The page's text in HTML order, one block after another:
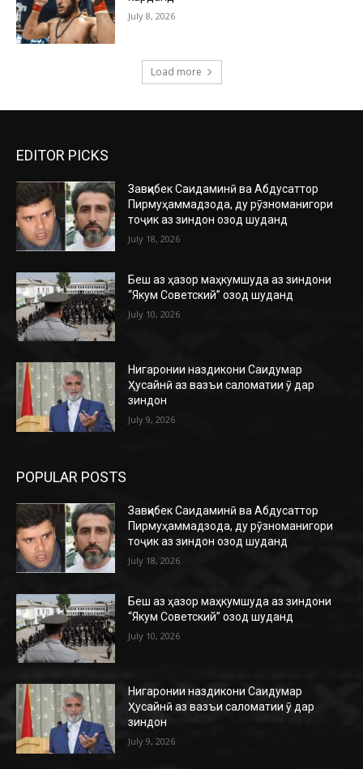
July 8, 2026
Load more
EDITOR PICKS
Завқибек Саидаминӣ ва Абдусаттор
Пирмуҳаммадзода, ду рӯзноманигори
тоҷик аз зиндон озод шуданд
July 18, 2026
Беш аз ҳазор маҳкумшуда аз зиндони
“Якум Советский” озод шуданд
July 10, 2026
Нигаронии наздикони Саидумар
Ҳусайнӣ аз вазъи саломатии ӯ дар
зиндон
July 9, 2026
POPULAR POSTS
Завқибек Саидаминӣ ва Абдусаттор
Пирмуҳаммадзода, ду рӯзноманигори
тоҷик аз зиндон озод шуданд
July 18, 2026
Беш аз ҳазор маҳкумшуда аз зиндони
“Якум Советский” озод шуданд
July 10, 2026
Нигаронии наздикони Саидумар
Ҳусайнӣ аз вазъи саломатии ӯ дар
зиндон
July 9, 2026